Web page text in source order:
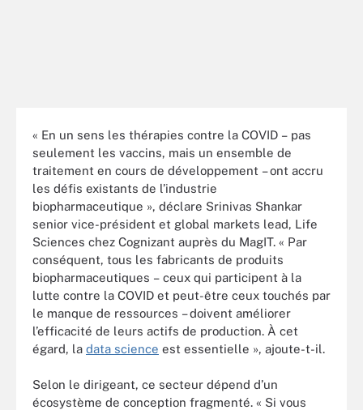
« En un sens les thérapies contre la COVID – pas
seulement les vaccins, mais un ensemble de
traitement en cours de développement – ont accru
les défis existants de l’industrie
biopharmaceutique », déclare Srinivas Shankar
senior vice-président et global markets lead, Life
Sciences chez Cognizant auprès du MagIT. « Par
conséquent, tous les fabricants de produits
biopharmaceutiques – ceux qui participent à la
lutte contre la COVID et peut-être ceux touchés par
le manque de ressources – doivent améliorer
l’efficacité de leurs actifs de production. À cet
égard, la data science est essentielle », ajoute-t-il.
Selon le dirigeant, ce secteur dépend d’un
écosystème de conception fragmenté. « Si vous